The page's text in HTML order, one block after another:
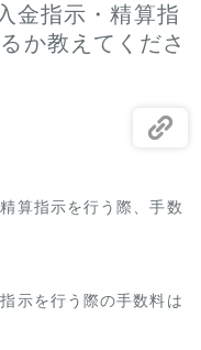
金指示・精算指
か教えてくださ
算指示を行う際、手数
示を行う際の手数料は